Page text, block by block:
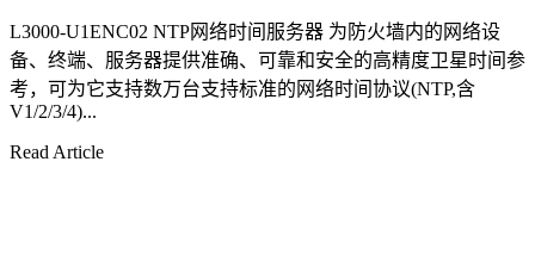
L3000-U1ENC02 NTP网络时间服务器 为防火墙内的网络设
备、终端、服务器提供准确、可靠和安全的高精度卫星时间参
考，可为它支持数万台支持标准的网络时间协议(NTP,含
V1/2/3/4)...
Read Article